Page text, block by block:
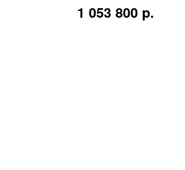
1 053 800 p.